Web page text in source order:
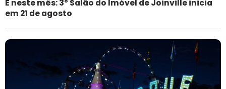
É neste mês: 3º Salão do Imóvel de Joinville inicia
em 21 de agosto